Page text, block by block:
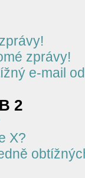
zprávy!
e-mail
2
X?